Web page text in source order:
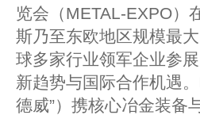
览会（METAL-EXPO）
斯乃至东欧地区规模最
球多家行业领军企业参
新趋势与国际合作机遇
德威”）携核心冶金装备